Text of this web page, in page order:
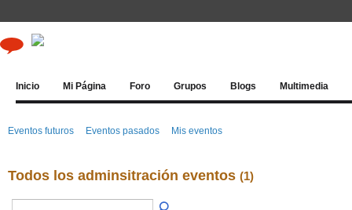
Inicio Mi Página Foro Grupos Blogs Multimedia
Eventos futuros Eventos pasados Mis eventos
Todos los adminsitración eventos (1)